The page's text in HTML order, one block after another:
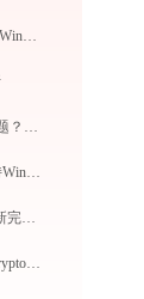
(2025最新)HP M452DW驱动下载(官方) Win10/Win11支持
(2026最新) 佳能BJC-8200打印机连接问题？快速解决！-金山毒霸
(2025最新)TSC打印机驱动下载官方支持Win10/Win11
如何找到电脑微信文件夹储存位置 - 最新完整教程
小红伞在线升级程序 Update.exe加载libcrypto-1_1.dll文件丢失处理办法